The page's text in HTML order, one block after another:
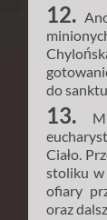
12.
do
13.
Ciało.
stoliku w
ofiary
oraz